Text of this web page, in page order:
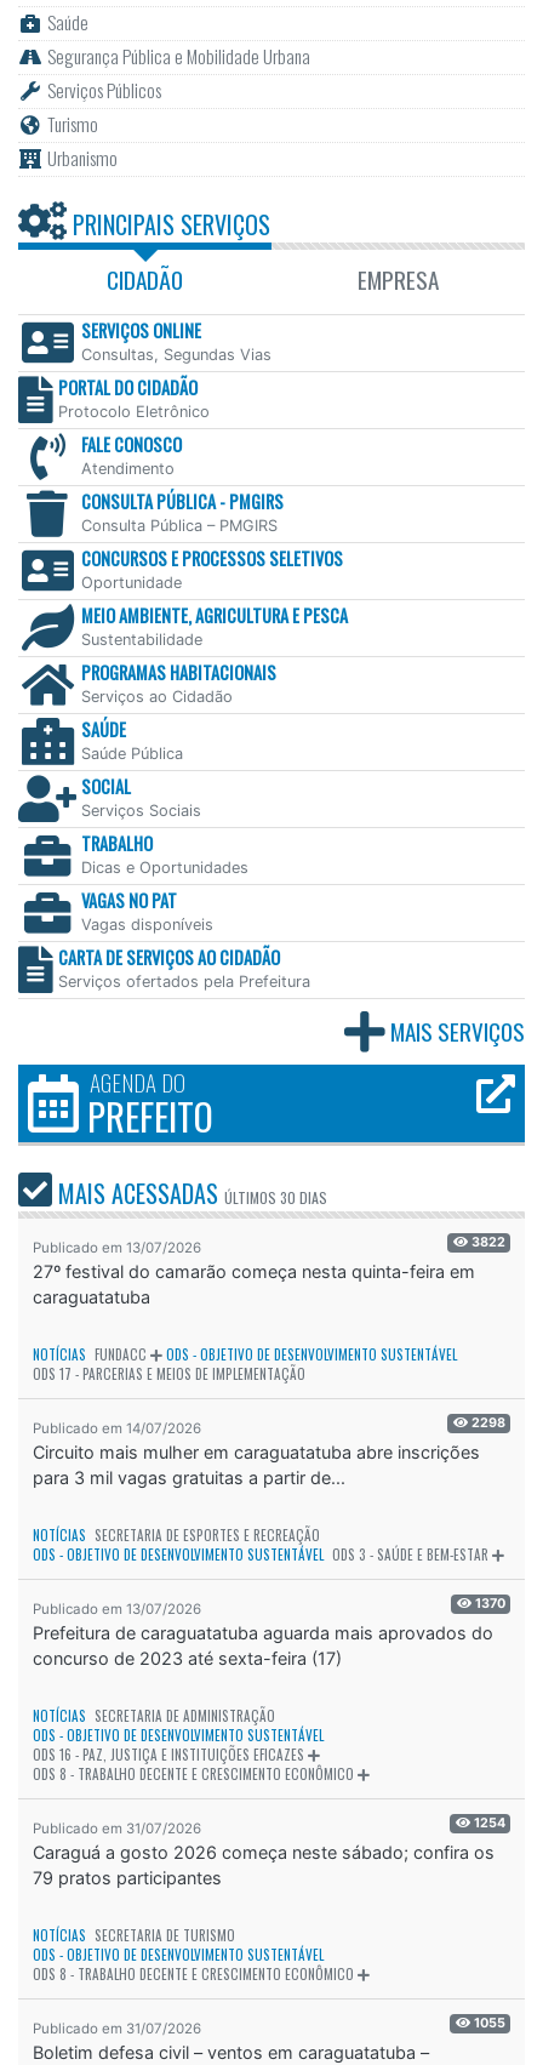
Saúde
Segurança Pública e Mobilidade Urbana
Serviços Públicos
Turismo
Urbanismo
PRINCIPAIS SERVIÇOS
CIDADÃO EMPRESA
SERVIÇOS ONLINE
Consultas, Segundas Vias
PORTAL DO CIDADÃO
Protocolo Eletrônico
FALE CONOSCO
Atendimento
CONSULTA PÚBLICA - PMGIRS
Consulta Pública – PMGIRS
CONCURSOS E PROCESSOS SELETIVOS
Oportunidade
MEIO AMBIENTE, AGRICULTURA E PESCA
Sustentabilidade
PROGRAMAS HABITACIONAIS
Serviços ao Cidadão
SAÚDE
Saúde Pública
SOCIAL
Serviços Sociais
TRABALHO
Dicas e Oportunidades
VAGAS NO PAT
Vagas disponíveis
CARTA DE SERVIÇOS AO CIDADÃO
Serviços ofertados pela Prefeitura
MAIS SERVIÇOS
AGENDA DO
PREFEITO
MAIS ACESSADAS ÚLTIMOS 30 DIAS
Publicado em 13/07/2026 3822
27º festival do camarão começa nesta quinta-feira em
caraguatatuba
NOTÍCIAS FUNDACC
ODS - OBJETIVO DE DESENVOLVIMENTO SUSTENTÁVEL
ODS 17 - PARCERIAS E MEIOS DE IMPLEMENTAÇÃO
Publicado em 14/07/2026 2298
Circuito mais mulher em caraguatatuba abre inscrições
para 3 mil vagas gratuitas a partir de...
NOTÍCIAS SECRETARIA DE ESPORTES E RECREAÇÃO
ODS - OBJETIVO DE DESENVOLVIMENTO SUSTENTÁVEL ODS 3 - SAÚDE E BEM-ESTAR
Publicado em 13/07/2026 1370
Prefeitura de caraguatatuba aguarda mais aprovados do
concurso de 2023 até sexta-feira (17)
NOTÍCIAS SECRETARIA DE ADMINISTRAÇÃO
ODS - OBJETIVO DE DESENVOLVIMENTO SUSTENTÁVEL
ODS 16 - PAZ, JUSTIÇA E INSTITUIÇÕES EFICAZES
ODS 8 - TRABALHO DECENTE E CRESCIMENTO ECONÔMICO
Publicado em 31/07/2026 1254
Caraguá a gosto 2026 começa neste sábado; confira os
79 pratos participantes
NOTÍCIAS SECRETARIA DE TURISMO
ODS - OBJETIVO DE DESENVOLVIMENTO SUSTENTÁVEL
ODS 8 - TRABALHO DECENTE E CRESCIMENTO ECONÔMICO
Publicado em 31/07/2026 1055
Boletim defesa civil – ventos em caraguatatuba –